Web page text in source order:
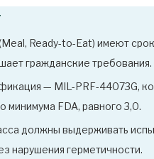
Ready-to-Eat) имеют
гражданские требования.
— MIL-PRF-44073G,
минимума FDA, равного 3,0.
должны выдерживать
нарушения герметичности.